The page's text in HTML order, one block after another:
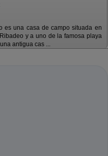
es una casa de campo situada en
y a uno de la famosa playa
antigua cas ...